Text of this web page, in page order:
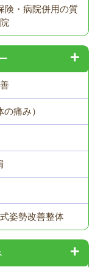
険・病院併用の質
痛み）
姿勢改善整体